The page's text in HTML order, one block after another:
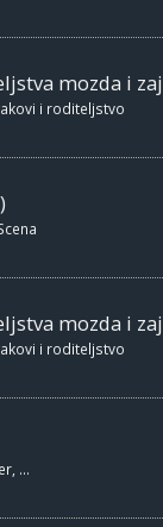
mozda i
i roditeljstvo
mozda i
i roditeljstvo
...